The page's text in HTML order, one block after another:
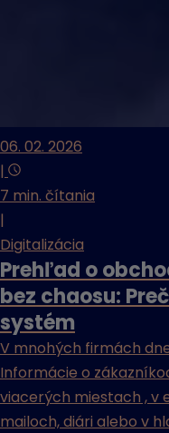
06. 02. 2026
|
7 min. čítania
|
Digitalizácia
Prehľad o
bez chaosu:
systém
V mnohých firmách
Informácie o
viacerých miestach , v
mailoch, diári alebo v